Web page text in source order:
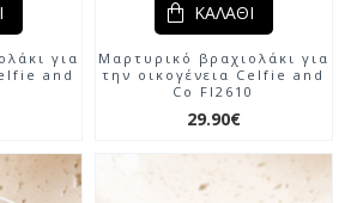
για
and
Μαρτυρικό βραχιολάκι για
την οικογένεια Celfie and
Co Fl2610
29.90€
ΚΑΛΆΘΙ